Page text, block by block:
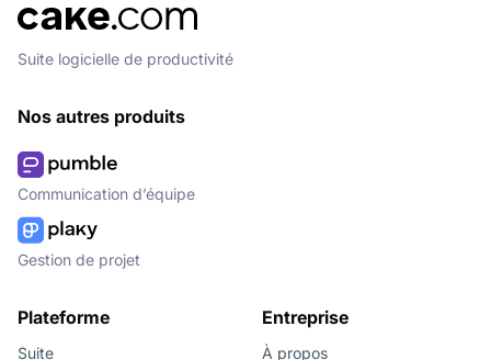
Suite logicielle de productivité
Nos autres produits
Communication d’équipe
Gestion de projet
Plateforme
Suite
Entreprise
À propos